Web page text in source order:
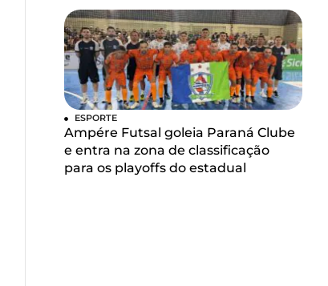
ESPORTE
Ampére Futsal goleia Paraná Clube
e entra na zona de classificação
para os playoffs do estadual